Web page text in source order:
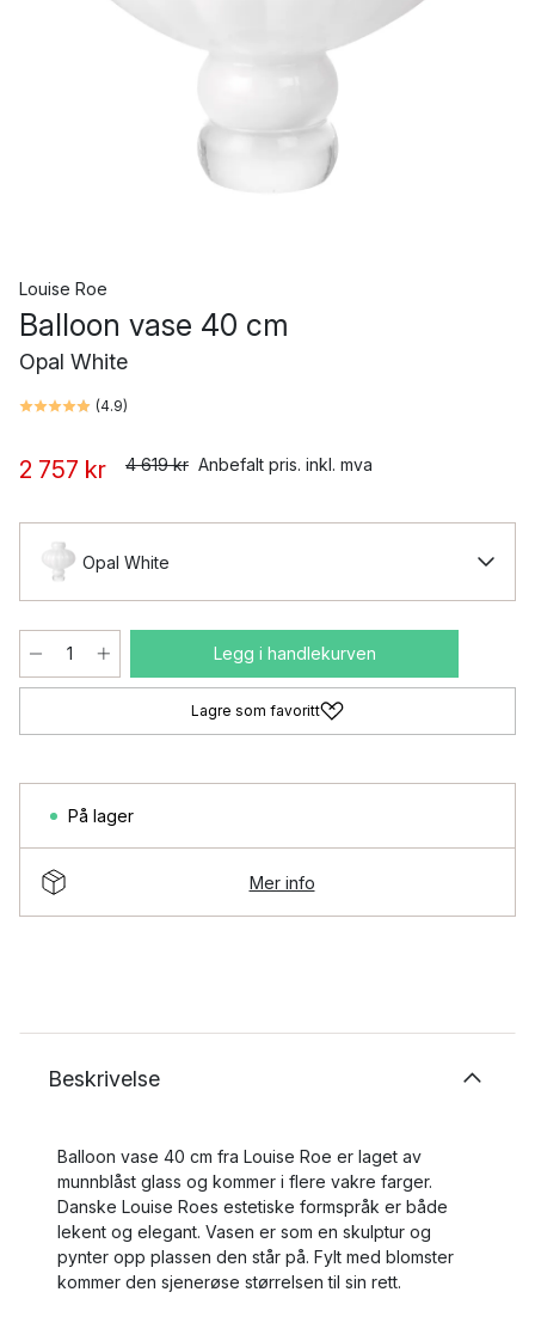
Louise Roe
Balloon vase 40 cm
Opal White
(4.9)
2 757 kr 4 619 kr Anbefalt pris. inkl. mva
Opal White
Legg i handlekurven
Lagre som favoritt
På lager
Mer info
Beskrivelse
Balloon vase 40 cm fra Louise Roe er laget av
munnblåst glass og kommer i flere vakre farger.
Danske Louise Roes estetiske formspråk er både
lekent og elegant. Vasen er som en skulptur og
pynter opp plassen den står på. Fylt med blomster
kommer den sjenerøse størrelsen til sin rett.